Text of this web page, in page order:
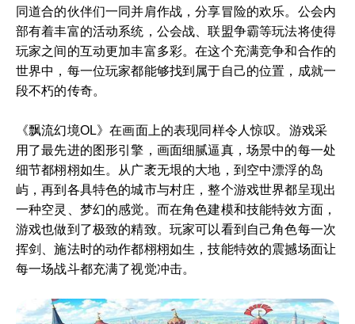
同道合的伙伴们一同并肩作战，分享冒险的欢乐。公会内
部有着丰富的活动系统，公会战、联盟争霸等玩法将使得
玩家之间的互动更加丰富多彩。在这个充满竞争和合作的
世界中，每一位玩家都能够找到属于自己的位置，成就一
段不朽的传奇。
《飘流幻境OL》在画面上的表现同样令人惊叹。游戏采
用了最先进的图形引擎，画面细腻逼真，场景中的每一处
细节都栩栩如生。从广袤无垠的大地，到空中漂浮的岛
屿，再到各具特色的城市与村庄，整个游戏世界都呈现出
一种空灵、梦幻的感觉。而在角色建模和技能特效方面，
游戏也做到了极致的精致。玩家可以看到自己角色每一次
挥剑、施法时的动作都栩栩如生，技能特效的震撼场面让
每一场战斗都充满了视觉冲击。